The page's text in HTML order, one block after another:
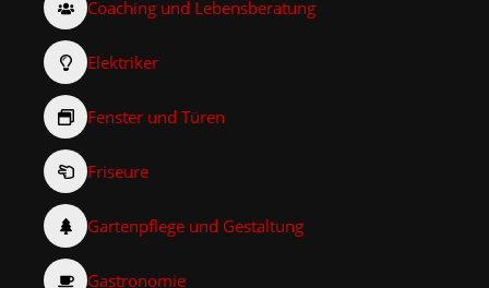
Coaching und Lebensberatung
Elektriker
Fenster und Türen
Friseure
Gartenpflege und Gestaltung
Gastronomie